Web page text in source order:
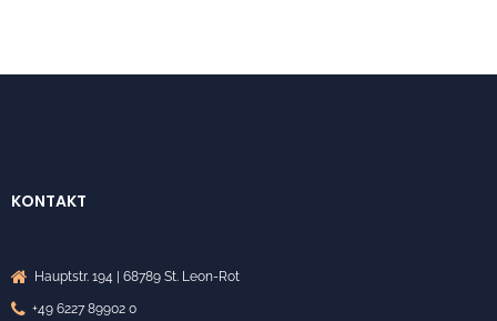
KONTAKT
Hauptstr. 194 | 68789 St. Leon-Rot
+49 6227 89902 0